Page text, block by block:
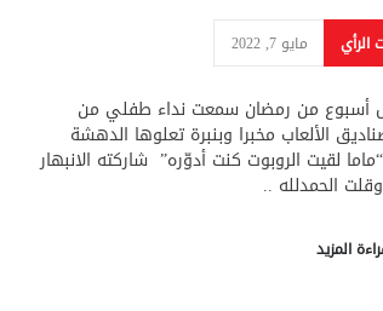
الرأي مايو 7, 2022
أسبوع من رمضان سمعت نداء طفلي من
الألعاب مخبرا وبنبرة تعلوها الدهشة
لقيت الروبوت كنت أدوّره” شاركته الانبهار
الحمدلله ..
المزيد